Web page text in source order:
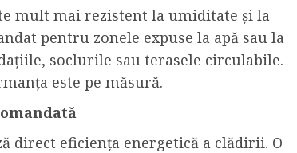
mult mai rezistent la umiditate și la
pentru zonele expuse la apă sau la
soclurile sau terasele circulabile.
este pe măsură.
direct eficiența energetică a clădirii. O